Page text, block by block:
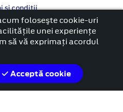
si conditii
cookies
de Workleto
foloseşte cookie-uri
unei experiențe
să vă exprimați acordul
Acceptă cookie